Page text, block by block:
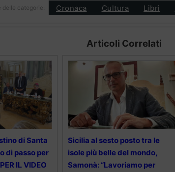
delle categorie: Cronaca Cultura Libri
Articoli Correlati
di Santa
di passo per
IL VIDEO
Sicilia al sesto posto tra le
isole più belle del mondo,
Samonà: “Lavoriamo per